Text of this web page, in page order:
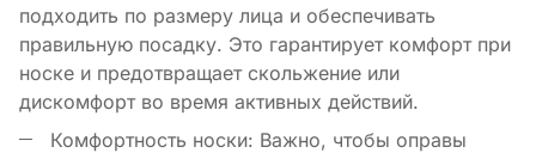
подходить по размеру лица и обеспечивать
правильную посадку. Это гарантирует комфорт при
носке и предотвращает скольжение или
дискомфорт во время активных действий.
Комфортность носки: Важно, чтобы оправы